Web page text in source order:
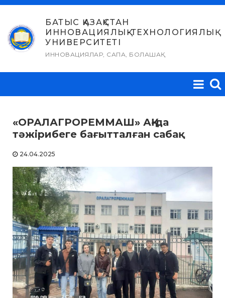
Skip
content
БАТЫС ҚАЗАҚСТАН
ИННОВАЦИЯЛЫҚ-ТЕХНОЛОГИЯЛЫҚ
УНИВЕРСИТЕТІ
ИННОВАЦИЯЛАР, САПА, БОЛАШАҚ
«ОРАЛАГРОРЕММАШ» АҚ-да
тәжірибеге бағытталған сабақ
24.04.2025